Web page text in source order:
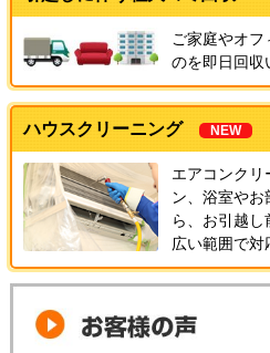
ご家庭やオ
のを即日回収
ハウスクリーニング NEW
エアコンクリ
ン、浴室や
ら、お引越
広い範囲で対